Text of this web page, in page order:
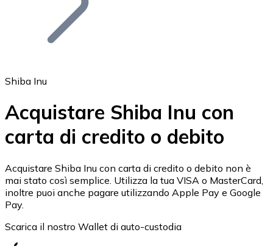
Ethereum
ETH
Shiba Inu
Acquistare Shiba Inu con
carta di credito o debito
Acquistare Shiba Inu con carta di credito o debito non è
mai stato così semplice. Utilizza la tua VISA o MasterCard,
inoltre puoi anche pagare utilizzando Apple Pay e Google
Pay.
Scarica il nostro Wallet di auto-custodia